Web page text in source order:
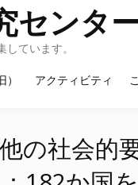
センタ
ています。
アクティビティ
の社会的